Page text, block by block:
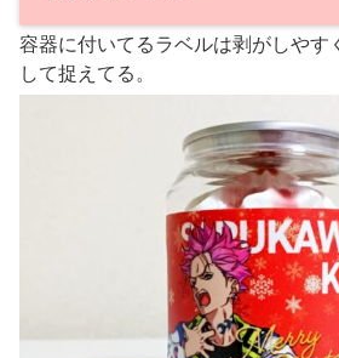
容器に付いてるラベルは剥がしやす
して捉えてる。